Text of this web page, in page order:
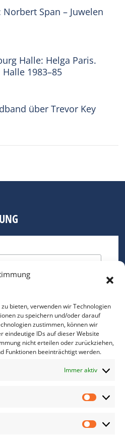
bieten, verwenden wir Technologien
zu speichern und/oder darauf
zustimmen, können wir
eindeutige IDs auf dieser Website
nicht erteilen oder zurückziehen,
Funktionen beeinträchtigt werden.
Immer aktiv
Span – Juwelen
Halle: Helga Paris.
1983–85
über Trevor Key
*